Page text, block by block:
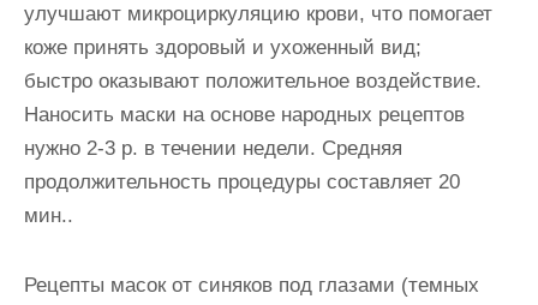
улучшают микроциркуляцию крови, что помогает
коже принять здоровый и ухоженный вид;
быстро оказывают положительное воздействие.
Наносить маски на основе народных рецептов
нужно 2-3 р. в течении недели. Средняя
продолжительность процедуры составляет 20
мин..
Рецепты масок от синяков под глазами (темных